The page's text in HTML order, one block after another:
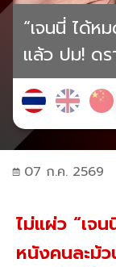
“เจนนี่ ได้
แล้ว ปม! ดร
07 ก.ค. 2569
ไม่แผ่ว “เจ
หนังคนละม้